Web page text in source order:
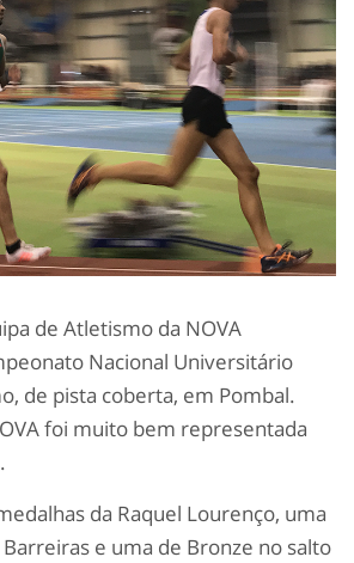
de Atletismo da NOVA
Nacional Universitário
de pista coberta, em Pombal.
foi muito bem representada
da Raquel Lourenço, uma
e uma de Bronze no salto